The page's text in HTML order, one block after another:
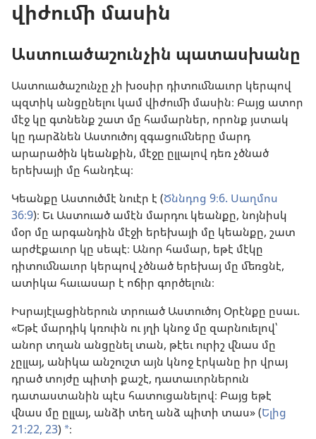
վիժումի մասին
Աստուածաշունչին պատասխանը
Աստուածաշունչը չի խօսիր դիտումնաւոր կերպով
պզտիկ անցընելու կամ վիժումի մասին։ Բայց ատոր
մէջ կը գտնենք շատ մը համարներ, որոնք յստակ
կը դարձնեն Աստուծոյ զգացումները մարդ
արարածին կեանքին, մէջը ըլլալով դեռ չծնած
երեխայի մը հանդէպ։
Կեանքը Աստուծմէ նուէր է (Ծննդոց 9։6. Սաղմոս
36։9)։ Եւ Աստուած ամէն մարդու կեանքը, նոյնիսկ
մօր մը արգանդին մէջի երեխայի մը կեանքը, շատ
արժէքաւոր կը սեպէ։ Անոր համար, եթէ մէկը
դիտումնաւոր կերպով չծնած երեխայ մը մեռցնէ,
ատիկա հաւասար է ոճիր գործելուն։
Իսրայէլացիներուն տրուած Աստուծոյ Օրէնքը ըսաւ.
«Եթէ մարդիկ կռուին ու յղի կնոջ մը զարնուելով՝
անոր տղան անցընել տան, թէեւ ուրիշ վնաս մը
չըլլայ, անիկա անշուշտ այն կնոջ էրկանը իր վրայ
դրած տոյժը պիտի քաշէ, դատաւորներուն
դատաստանին պէս հատուցանելով։ Բայց եթէ
վնաս մը ըլլայ, անձի տեղ անձ պիտի տաս» (Ելից
21։22, 23) a։